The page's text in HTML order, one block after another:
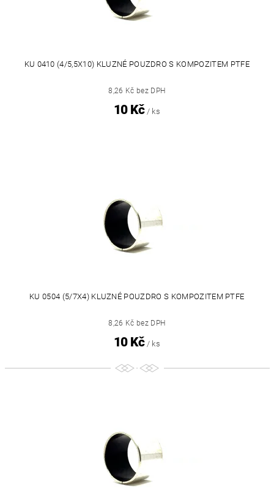
KU 0410 (4/5,5X10) KLUZNÉ POUZDRO S KOMPOZITEM PTFE
8,26 Kč bez DPH
10 Kč / ks
KU 0504 (5/7X4) KLUZNÉ POUZDRO S KOMPOZITEM PTFE
8,26 Kč bez DPH
10 Kč / ks